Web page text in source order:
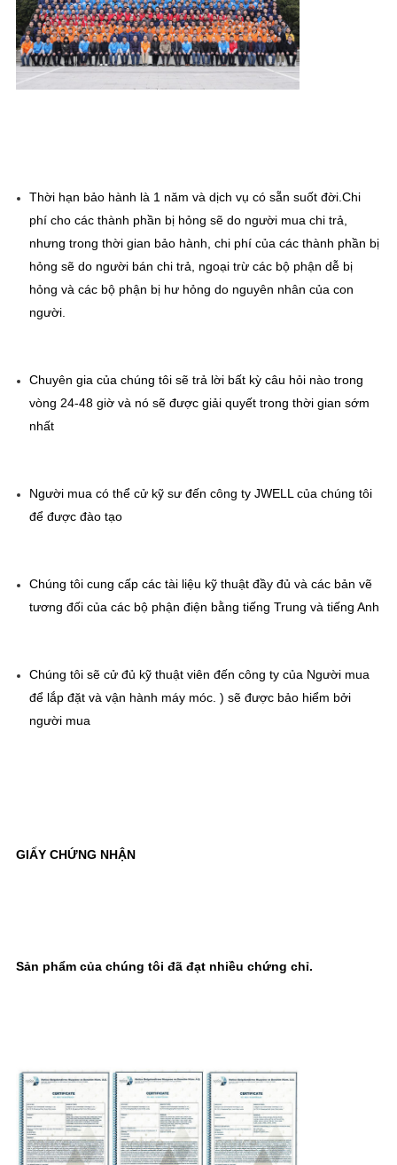
Thời hạn bảo hành là 1 năm và dịch vụ có sẵn suốt đời.Chi
phí cho các thành phần bị hỏng sẽ do người mua chi trả,
nhưng trong thời gian bảo hành, chi phí của các thành phần bị
hỏng sẽ do người bán chi trả, ngoại trừ các bộ phận dễ bị
hỏng và các bộ phận bị hư hỏng do nguyên nhân của con
người.
Chuyên gia của chúng tôi sẽ trả lời bất kỳ câu hỏi nào trong
vòng 24-48 giờ và nó sẽ được giải quyết trong thời gian sớm
nhất
Người mua có thể cử kỹ sư đến công ty JWELL của chúng tôi
để được đào tạo
Chúng tôi cung cấp các tài liệu kỹ thuật đầy đủ và các bản vẽ
tương đối của các bộ phận điện bằng tiếng Trung và tiếng Anh
Chúng tôi sẽ cử đủ kỹ thuật viên đến công ty của Người mua
để lắp đặt và vận hành máy móc. ) sẽ được bảo hiểm bởi
người mua
GIẤY CHỨNG NHẬN
Sản phẩm của chúng tôi đã đạt nhiều chứng chỉ.